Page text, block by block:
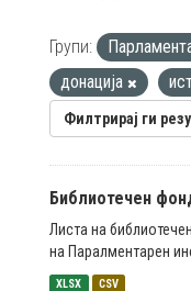
Групи:
донација
Филтрирај ги
Библиотечен
Листа на
на Паралментарен
XLSX CSV